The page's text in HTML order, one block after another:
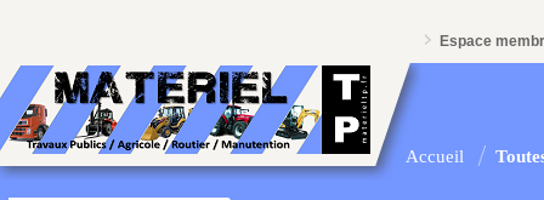
Espace
Accueil